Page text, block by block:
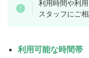
利用時間や利
スタッフにご相
利用可能な時間帯